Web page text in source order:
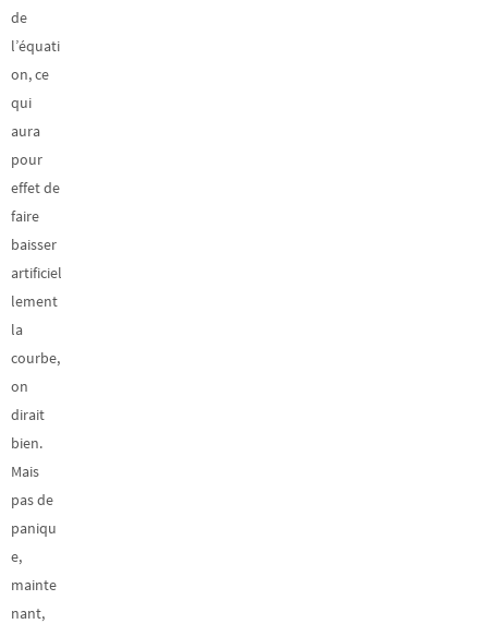
de
l’équati
on, ce
qui
aura
pour
effet de
faire
baisser
artificiel
lement
la
courbe,
on
dirait
bien.
Mais
pas de
paniqu
e,
mainte
nant,